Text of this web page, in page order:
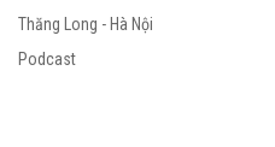
Thăng Long - Hà Nội
Podcast